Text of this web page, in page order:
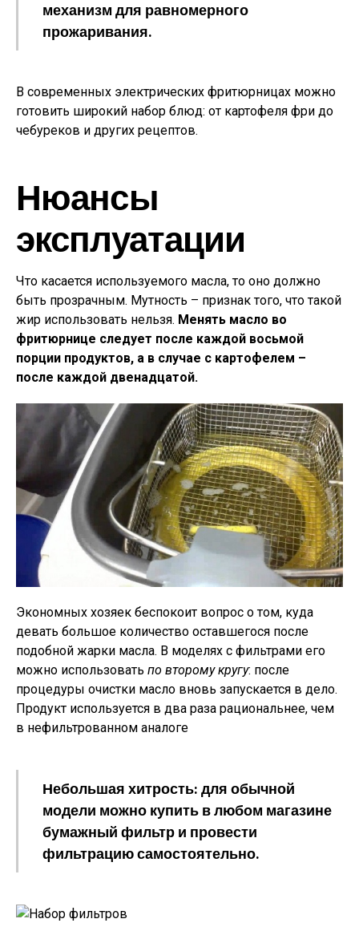
механизм для равномерного
прожаривания.
В современных электрических фритюрницах можно
готовить широкий набор блюд: от картофеля фри до
чебуреков и других рецептов.
Нюансы
эксплуатации
Что касается используемого масла, то оно должно
быть прозрачным. Мутность – признак того, что такой
жир использовать нельзя. Менять масло во
фритюрнице следует после каждой восьмой
порции продуктов, а в случае с картофелем –
после каждой двенадцатой.
Экономных хозяек беспокоит вопрос о том, куда
девать большое количество оставшегося после
подобной жарки масла. В моделях с фильтрами его
можно использовать по второму кругу: после
процедуры очистки масло вновь запускается в дело.
Продукт используется в два раза рациональнее, чем
в нефильтрованном аналоге
Небольшая хитрость: для обычной
модели можно купить в любом магазине
бумажный фильтр и провести
фильтрацию самостоятельно.